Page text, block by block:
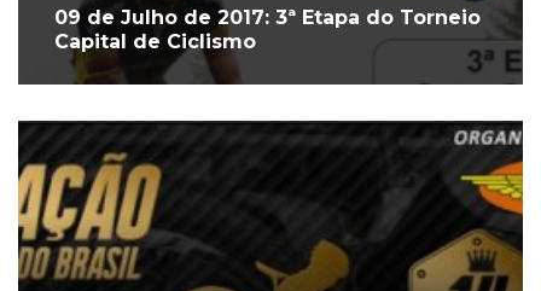
09 de Julho de 2017: 3ª Etapa do Torneio
Capital de Ciclismo